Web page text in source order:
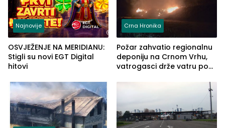
Najnovije
OSVJEŽENJE NA MERIDIANU:
Stigli su novi EGT Digital
hitovi
Crna Hronika
Požar zahvatio regionalnu
deponiju na Crnom Vrhu,
vatrogasci drže vatru pod